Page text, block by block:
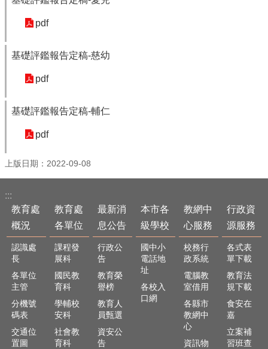
交
查
首
嘉
義
市
政
府
網
站
覽
訂
閱
pdf
基礎評鑑報告定稿-慈幼
pdf
基礎評鑑報告定稿-輔仁
pdf
上版日期：2022-09-08
:::
教育處
概況
認識處
長
各單位
主管
分機號
碼表
交通位
置圖
教育處
各單位
課程發
展科
國民教
育科
學輔校
安科
社會教
育科
最新消
息公告
行政公
告
教育榮
譽榜
教育人
員甄選
資安公
告
本市各
級學校
國中小
電話地
址
各校入
口網
教網中
心服務
校務行
政系統
電腦教
室借用
各縣市
教網中
心
資訊物
行政資
源服務
各式表
單下載
教育法
規下載
食安在
嘉
立案補
習班查